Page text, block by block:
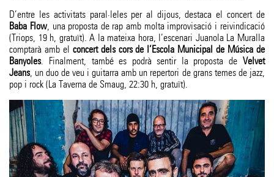
D’entre les activitats paral·leles per al dijous, destaca el concert de
Baba Flow, una proposta de rap amb molta improvisació i reivindicació
(Triops, 19 h, gratuït). A la mateixa hora, l’escenari Juanola La Muralla
comptarà amb el concert dels cors de l’Escola Municipal de Música de
Banyoles. Finalment, també es podrà sentir la proposta de Velvet
Jeans, un duo de veu i guitarra amb un repertori de grans temes de jazz,
pop i rock (La Taverna de Smaug, 22:30 h, gratuït).